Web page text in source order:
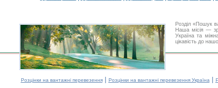
Розділ «Пошук
Наша місія —
Україна та
цікавість до
Розцінки на вантажні перевезення| Розцінки на вантажні перевезення Україна |